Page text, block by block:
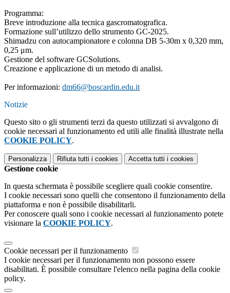
Programma:
Breve introduzione alla tecnica gascromatografica.
Formazione sull’utilizzo dello strumento GC-2025.
Shimadzu con autocampionatore e colonna DB 5-30m x 0,320 mm,
0,25 μm.
Gestione del software GCSolutions.
Creazione e applicazione di un metodo di analisi.
Per informazioni: dm66@boscardin.edu.it
Notizie
Questo sito o gli strumenti terzi da questo utilizzati si avvalgono di
cookie necessari al funzionamento ed utili alle finalità illustrate nella
COOKIE POLICY.
Personalizza Rifiuta tutti i cookies Accetta tutti i cookies
Gestione cookie
In questa schermata è possibile scegliere quali cookie consentire.
I cookie necessari sono quelli che consentono il funzionamento della
piattaforma e non è possibile disabilitarli.
Per conoscere quali sono i cookie necessari al funzionamento potete
visionare la COOKIE POLICY.
Cookie necessari per il funzionamento
I cookie necessari per il funzionamento non possono essere
disabilitati. È possibile consultare l'elenco nella pagina della cookie
policy.